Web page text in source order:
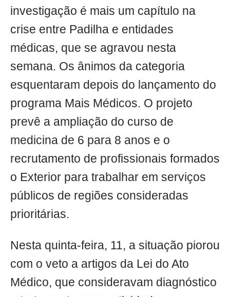
investigação é mais um capítulo na
crise entre Padilha e entidades
médicas, que se agravou nesta
semana. Os ânimos da categoria
esquentaram depois do lançamento do
programa Mais Médicos. O projeto
prevê a ampliação do curso de
medicina de 6 para 8 anos e o
recrutamento de profissionais formados
o Exterior para trabalhar em serviços
públicos de regiões consideradas
prioritárias.
Nesta quinta-feira, 11, a situação piorou
com o veto a artigos da Lei do Ato
Médico, que consideravam diagnóstico